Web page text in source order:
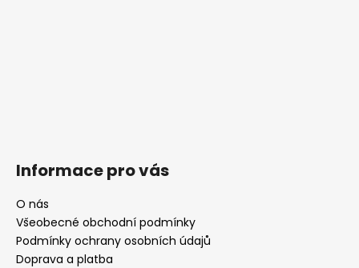
Informace pro vás
O nás
Všeobecné obchodní podmínky
Podmínky ochrany osobních údajů
Doprava a platba